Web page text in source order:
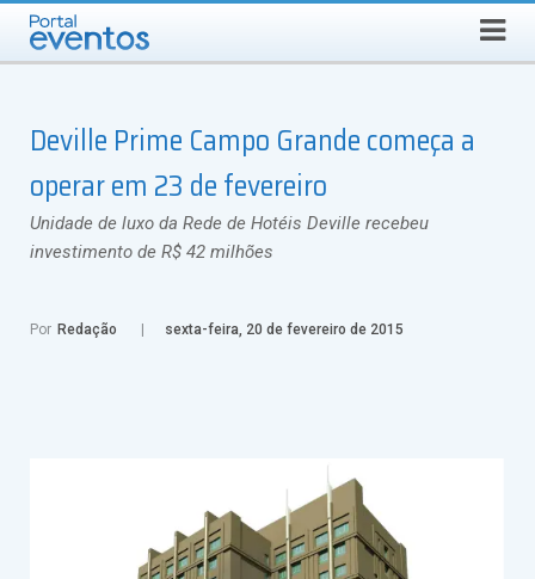
SEXTA-FEIRA, 7 DE AGOSTO DE 2026 Busca
Deville Prime Campo Grande começa a
operar em 23 de fevereiro
Unidade de luxo da Rede de Hotéis Deville recebeu
investimento de R$ 42 milhões
Por Redação sexta-feira, 20 de fevereiro de 2015